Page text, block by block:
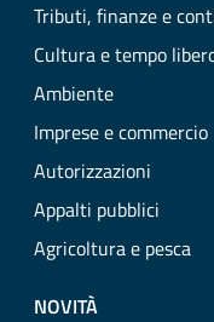
Tributi, finanze e
Cultura e tempo
Ambiente
Imprese e commercio
Autorizzazioni
Appalti pubblici
Agricoltura e pesca
NOVITÀ